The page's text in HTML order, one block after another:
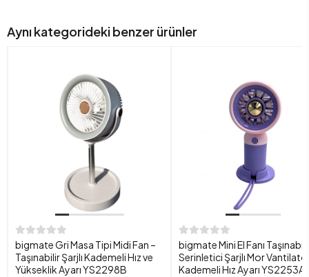
Aynı kategorideki benzer ürünler
bigmate Gri Masa Tipi Midi Fan –
Taşınabilir Şarjlı Kademeli Hız ve
Yükseklik Ayarı YS2298B
bigmate Mini El Fanı
Serinletici Şarjlı Mor
Kademeli Hız Ayarı YS2253A